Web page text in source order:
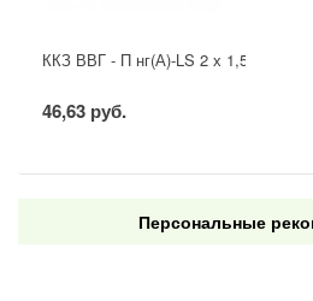
ККЗ ВВГ - П нг(А)-LS 2 х 1,5 ГОСТ
46,63 руб.
Персональные